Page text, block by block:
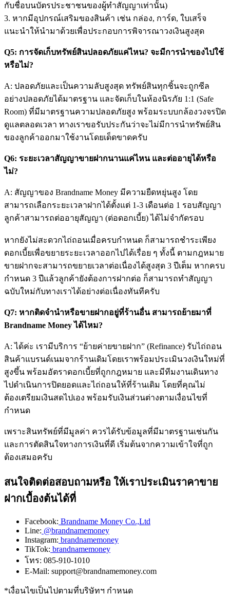
กับชื่อบนบัตรประชาชนของผู้ทำสัญญาเท่านั้น)
3. หากมีอุปกรณ์เสริมของสินค้า เช่น กล่อง, การ์ด, ใบเสร็จ
แนะนำให้นำมาด้วยเพื่อประกอบการพิจารณาวงเงินสูงสุด
Q5: การจัดเก็บทรัพย์สินปลอดภัยแค่ไหน? จะมีการนำของไปใช้
หรือไม่?
A: ปลอดภัยและเป็นความลับสูงสุด ทรัพย์สินทุกชิ้นจะถูกซีล
อย่างปลอดภัยได้มาตรฐาน และจัดเก็บในห้องนิรภัย 1:1 (Safe
Room) ที่มีมาตรฐานความปลอดภัยสูง พร้อมระบบกล้องวงจรปิด
ดูแลตลอดเวลา ทางเราขอรับประกันว่าจะไม่มีการนำทรัพย์สิน
ของลูกค้าออกมาใช้งานโดยเด็ดขาดครับ
Q6: ระยะเวลาสัญญาขายฝากนานแค่ไหน และต่ออายุได้หรือ
ไม่?
A: สัญญาของ Brandname Money มีความยืดหยุ่นสูง โดย
สามารถเลือกระยะเวลาฝากได้ตั้งแต่ 1-3 เดือนต่อ 1 รอบสัญญา
ลูกค้าสามารถต่ออายุสัญญา (ต่อดอกเบี้ย) ได้ไม่จำกัดรอบ
หากยังไม่สะดวกไถ่ถอนเมื่อครบกำหนด ก็สามารถชำระเพียง
ดอกเบี้ยเพื่อขยายระยะเวลาออกไปได้เรื่อย ๆ ทั้งนี้ ตามกฎหมาย
ขายฝากจะสามารถขยายเวลาต่อเนื่องได้สูงสุด 3 ปีเต็ม หากครบ
กำหนด 3 ปีแล้วลูกค้ายังต้องการฝากต่อ ก็สามารถทำสัญญา
ฉบับใหม่กับทางเราได้อย่างต่อเนื่องทันทีครับ
Q7: หากติดจำนำหรือขายฝากอยู่ที่ร้านอื่น สามารถย้ายมาที่
Brandname Money ได้ไหม?
A: ได้ค่ะ เรามีบริการ “ย้ายค่ายขายฝาก” (Refinance) รับไถ่ถอน
สินค้าแบรนด์เนมจากร้านเดิมโดยเราพร้อมประเมินวงเงินใหม่ที่
สูงขึ้น พร้อมอัตราดอกเบี้ยที่ถูกกฎหมาย และมีทีมงานเดินทาง
ไปดำเนินการปิดยอดและไถ่ถอนให้ที่ร้านเดิม โดยที่คุณไม่
ต้องเตรียมเงินสดไปเอง พร้อมรับเงินส่วนต่างตามเงื่อนไขที่
กำหนด
เพราะสินทรัพย์ที่มีมูลค่า ควรได้รับข้อมูลที่มีมาตรฐานเช่นกัน
และการตัดสินใจทางการเงินที่ดี เริ่มต้นจากความเข้าใจที่ถูก
ต้องเสมอครับ
สนใจติดต่อสอบถามหรือ ให้เราประเมินราคาขาย
ฝากเบื้องต้นได้ที่
Facebook: Brandname Money Co.,Ltd
Line: @brandnamemoney
Instagram: brandnamemoney
TikTok: brandnamemoney
โทร: 085-910-1010
E-Mail: support@brandnamemoney.com
*เงื่อนไขเป็นไปตามที่บริษัทฯ กําหนด